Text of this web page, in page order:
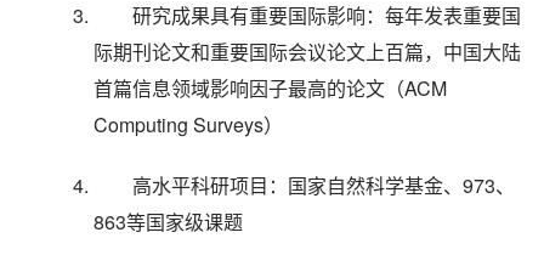
研究成果具有重要国际影响：每年发表重要国
际期刊论文和重要国际会议论文上百篇，中国大陆
首篇信息领域影响因子最高的论文（ACM
Computing Surveys）
高水平科研项目：国家自然科学基金、973、
863等国家级课题